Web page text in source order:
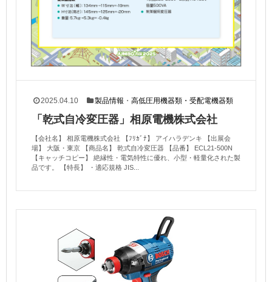
2025.04.10 製品情報 ・高低圧用機器類・受配電機器類
「乾式自冷変圧器」相原電機株式会社
【会社名】 相原電機株式会社 【ﾌﾘｶﾞﾅ】 アイハラデンキ 【出展会
場】 大阪・東京 【商品名】 乾式自冷変圧器 【品番】 ECL21-500N
【キャッチコピー】 絶縁性・電気特性に優れ、小型・軽量化された製
品です。 【特長】 ・適応規格 JIS...